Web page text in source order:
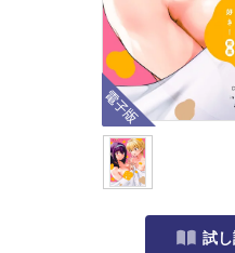
電子版
試